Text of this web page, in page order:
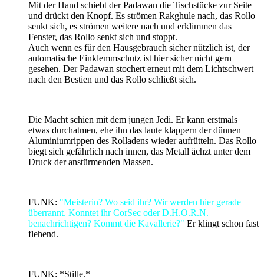
Mit der Hand schiebt der Padawan die Tischstücke zur Seite
und drückt den Knopf. Es strömen Rakghule nach, das Rollo
senkt sich, es strömen weitere nach und erklimmen das
Fenster, das Rollo senkt sich und stoppt.
Auch wenn es für den Hausgebrauch sicher nützlich ist, der
automatische Einklemmschutz ist hier sicher nicht gern
gesehen. Der Padawan stochert erneut mit dem Lichtschwert
nach den Bestien und das Rollo schließt sich.
Die Macht schien mit dem jungen Jedi. Er kann erstmals
etwas durchatmen, ehe ihn das laute klappern der dünnen
Aluminiumrippen des Rolladens wieder aufrütteln. Das Rollo
biegt sich gefährlich nach innen, das Metall ächzt unter dem
Druck der anstürmenden Massen.
FUNK: "Meisterin? Wo seid ihr? Wir werden hier gerade
überrannt. Konntet ihr CorSec oder D.H.O.R.N.
benachrichtigen? Kommt die Kavallerie?" Er klingt schon fast
flehend.
FUNK: *Stille.*